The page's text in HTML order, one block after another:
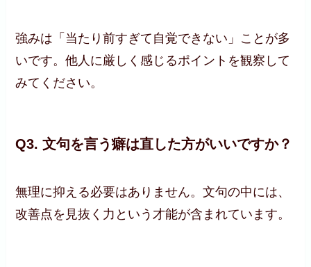
強みは「当たり前すぎて自覚できない」ことが多
いです。他人に厳しく感じるポイントを観察して
みてください。
Q3. 文句を言う癖は直した方がいいですか？
無理に抑える必要はありません。文句の中には、
改善点を見抜く力という才能が含まれています。